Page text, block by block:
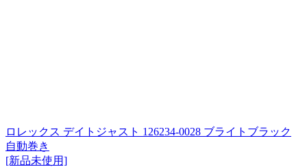
ロレックス デイトジャスト 126234-0028 ブライトブラック
自動巻き
[新品未使用]